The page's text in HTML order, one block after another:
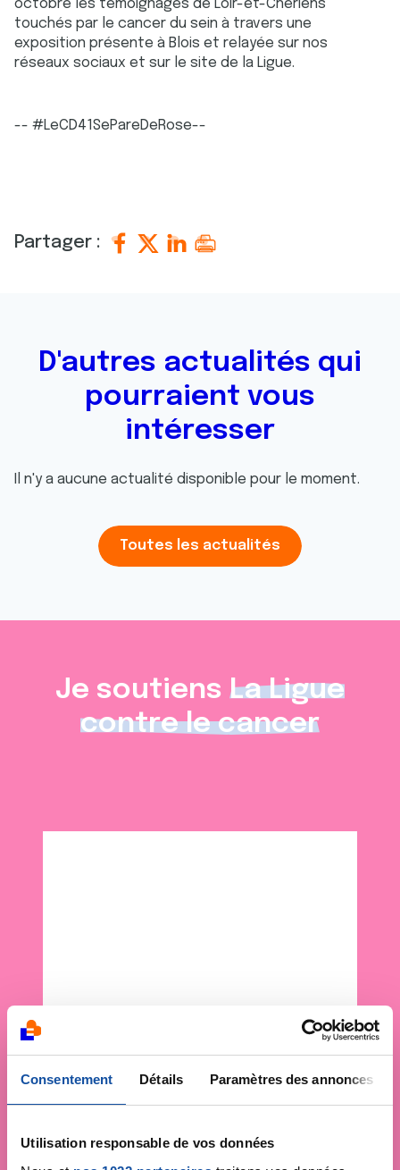
Consentement Détails Paramètres des annonces
Utilisation responsable de vos données
octobre les témoignages de Loir-et-Chériens
touchés par le cancer du sein à travers une
exposition présente à Blois et relayée sur nos
réseaux sociaux et sur le site de la Ligue.
-- #LeCD41SePareDeRose--
Partager :
D'autres actualités qui
pourraient vous
intéresser
Il n'y a aucune actualité disponible pour le moment.
Toutes les actualités
Je soutiens La Ligue
contre le cancer